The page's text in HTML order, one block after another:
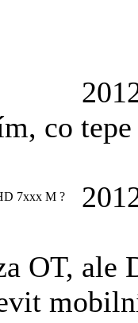
co
7xxx M ?
OT, ale